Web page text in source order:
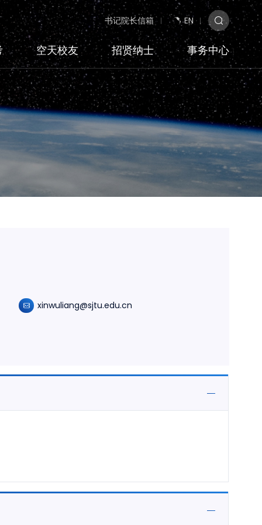
书记院长信箱 EN
空天校友 招贤纳士 事务中心
xinwuliang@sjtu.edu.cn